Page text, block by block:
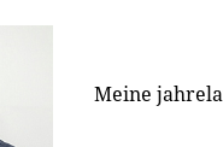
Meine